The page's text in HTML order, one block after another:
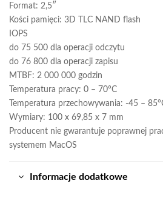
Format: 2,5″
Kości pamięci: 3D TLC NAND flash
IOPS
do 75 500 dla operacji odczytu
do 76 800 dla operacji zapisu
MTBF: 2 000 000 godzin
Temperatura pracy: 0 – 70°C
Temperatura przechowywania: -45 –
Wymiary: 100 x 69,85 x 7 mm
Producent nie gwarantuje poprawnej
systemem MacOS
Informacje dodatkowe